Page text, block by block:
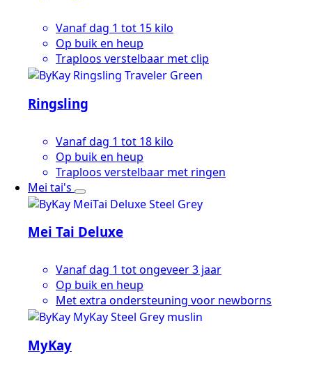
Vanaf dag 1 tot 15 kilo
Op buik en heup
Traploos verstelbaar met clip
Ringsling
Vanaf dag 1 tot 18 kilo
Op buik en heup
Traploos verstelbaar met ringen
Mei tai's
Mei Tai Deluxe
Vanaf dag 1 tot ongeveer 3 jaar
Op buik en heup
Met extra ondersteuning voor newborns
MyKay